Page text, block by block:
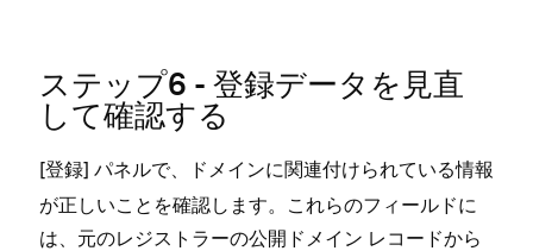
ステ⁠ップ6 - 登録デ⁠ータを見直
して確認する
[⁠登録⁠] パネルで⁠、ドメインに関連付けられている情報
が正しいことを確認します⁠。これらのフ⁠ィ⁠ールドに
は⁠、元のレジストラ⁠ーの公開ドメイン レコ⁠ードから